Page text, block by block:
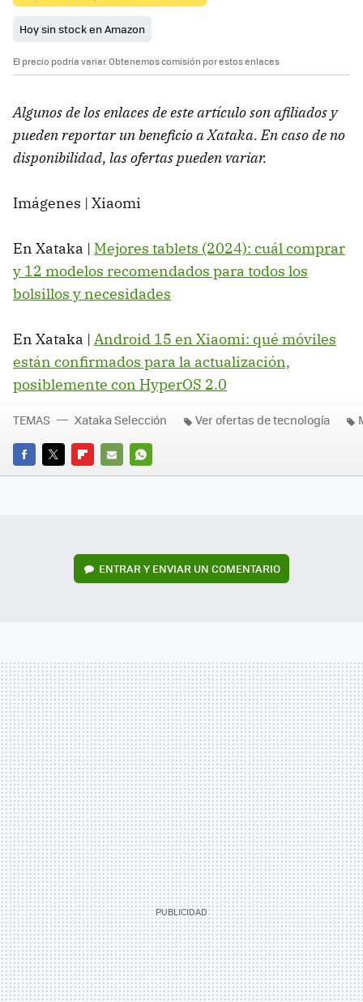
Hoy sin stock en Amazon
El precio podría variar. Obtenemos comisión por estos enlaces
Algunos de los enlaces de este artículo son afiliados y
pueden reportar un beneficio a Xataka. En caso de no
disponibilidad, las ofertas pueden variar.
Imágenes | Xiaomi
En Xataka | Mejores tablets (2024): cuál comprar
y 12 modelos recomendados para todos los
bolsillos y necesidades
En Xataka | Android 15 en Xiaomi: qué móviles
están confirmados para la actualización,
posiblemente con HyperOS 2.0
FACEBOOK
TWITTERFLIPBOARD
E-
WHATSAPP
TEMAS Xataka Selección Ver ofertas de tecnología
ENTRAR Y ENVIAR UN COMENTARIO